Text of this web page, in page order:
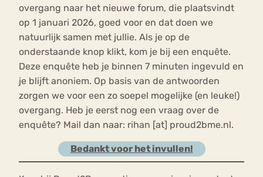
overgang naar het nieuwe forum, die plaatsvindt
op 1 januari 2026, goed voor en dat doen we
natuurlijk samen met jullie. Als je op de
onderstaande knop klikt, kom je bij een enquête.
Deze enquête heb je binnen 7 minuten ingevuld en
je blijft anoniem. Op basis van de antwoorden
zorgen we voor een zo soepel mogelijke (en leuke!)
overgang. Heb je eerst nog een vraag over de
enquête? Mail dan naar: rihan [at] proud2bme.nl.
Bedankt voor het invullen!